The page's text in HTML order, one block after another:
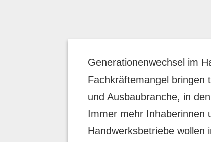
Generationenwechsel im
Fachkräftemangel bringen
und Ausbaubranche, in
Immer mehr Inhaberinnen
Handwerksbetriebe wollen